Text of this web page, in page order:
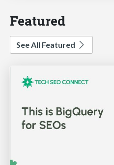
Featured
See All Featured